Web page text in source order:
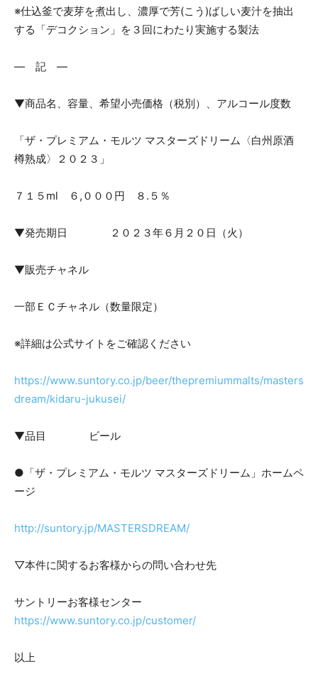
※仕込釜で麦芽を煮出し、濃厚で芳(こう)ばしい麦汁を抽出
する「デコクション」を３回にわたり実施する製法
― 記 ―
▼商品名、容量、希望小売価格（税別）、アルコール度数
「ザ・プレミアム・モルツ マスターズドリーム〈白州原酒
樽熟成〉２０２３」
７１５ml ６,０００円 ８.５％
▼発売期日 ２０２３年６月２０日（火）
▼販売チャネル
一部ＥＣチャネル（数量限定）
※詳細は公式サイトをご確認ください
https://www.suntory.co.jp/beer/thepremiummalts/masters
dream/kidaru-jukusei/
▼品目 ビール
●「ザ・プレミアム・モルツ マスターズドリーム」ホームペ
ージ
http://suntory.jp/MASTERSDREAM/
▽本件に関するお客様からの問い合わせ先
サントリーお客様センター
https://www.suntory.co.jp/customer/
以上